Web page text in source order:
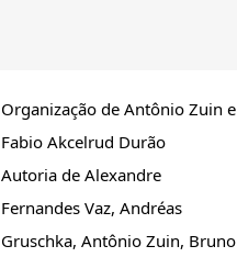
Organização de Antônio Zuin e
Fabio Akcelrud Durão
Autoria de Alexandre
Fernandes Vaz, Andréas
Gruschka, Antônio Zuin, Bruno